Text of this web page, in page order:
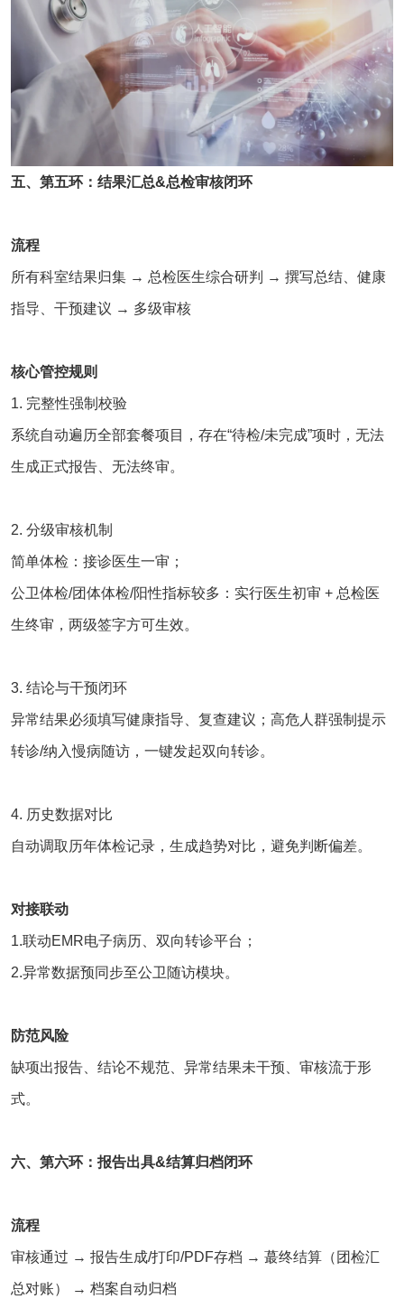
五、第五环：结果汇总&总检审核闭环
流程
所有科室结果归集 → 总检医生综合研判 → 撰写总结、健康
指导、干预建议 → 多级审核
核心管控规则
1. 完整性强制校验
系统自动遍历全部套餐项目，存在“待检/未完成”项时，无法
生成正式报告、无法终审。
2. 分级审核机制
简单体检：接诊医生一审；
公卫体检/团体体检/阳性指标较多：实行医生初审 + 总检医
生终审，两级签字方可生效。
3. 结论与干预闭环
异常结果必须填写健康指导、复查建议；高危人群强制提示
转诊/纳入慢病随访，一键发起双向转诊。
4. 历史数据对比
自动调取历年体检记录，生成趋势对比，避免判断偏差。
对接联动
1.联动EMR电子病历、双向转诊平台；
2.异常数据预同步至公卫随访模块。
防范风险
缺项出报告、结论不规范、异常结果未干预、审核流于形
式。
六、第六环：报告出具&结算归档闭环
流程
审核通过 → 报告生成/打印/PDF存档 → 蕞终结算（团检汇
总对账） → 档案自动归档